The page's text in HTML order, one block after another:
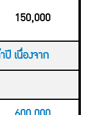
150,000
เนื่องจาก